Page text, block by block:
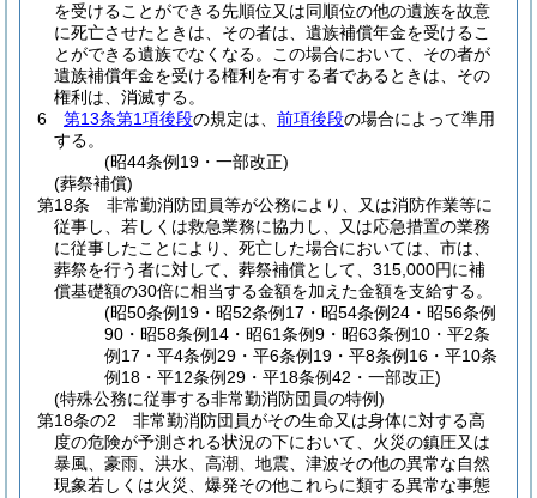
を受けることができる先順位又は同順位の他の遺族を故意
に死亡させたときは、その者は、遺族補償年金を受けるこ
とができる遺族でなくなる。
この場合において、その者が
遺族補償年金を受ける権利を有する者であるときは、その
権利は、消滅する。
6
第13条第1項後段の規定は、 前項後段の場合によって準用
する。
(昭44条例19・一部改正)
(葬祭補償)
第18条
非常勤消防団員等が公務により、又は消防作業等に
従事し、若しくは救急業務に協力し、又は応急措置の業務
に従事したことにより、死亡した場合においては、市は、
葬祭を行う者に対して、葬祭補償として、315,000円に補
償基礎額の30倍に相当する金額を加えた金額を支給する。
(昭50条例19・昭52条例17・昭54条例24・昭56条例
90・昭58条例14・昭61条例9・昭63条例10・平2条
例17・平4条例29・平6条例19・平8条例16・平10条
例18・平12条例29・平18条例42・一部改正)
(特殊公務に従事する非常勤消防団員の特例)
第18条の2
非常勤消防団員がその生命又は身体に対する高
度の危険が予測される状況の下において、火災の鎮圧又は
暴風、豪雨、洪水、高潮、地震、津波その他の異常な自然
現象若しくは火災、爆発その他これらに類する異常な事態